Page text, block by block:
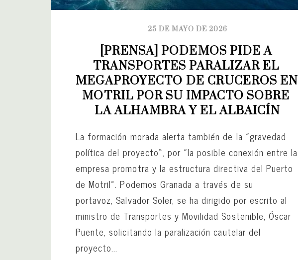
25 DE MAYO DE 2026
[PRENSA] PODEMOS PIDE A
TRANSPORTES PARALIZAR EL
MEGAPROYECTO DE CRUCEROS EN
MOTRIL POR SU IMPACTO SOBRE
LA ALHAMBRA Y EL ALBAICÍN
La formación morada alerta también de la «gravedad
política del proyecto», por «la posible conexión entre la
empresa promotra y la estructura directiva del Puerto
de Motril». Podemos Granada a través de su
portavoz, Salvador Soler, se ha dirigido por escrito al
ministro de Transportes y Movilidad Sostenible, Óscar
Puente, solicitando la paralización cautelar del
proyecto...